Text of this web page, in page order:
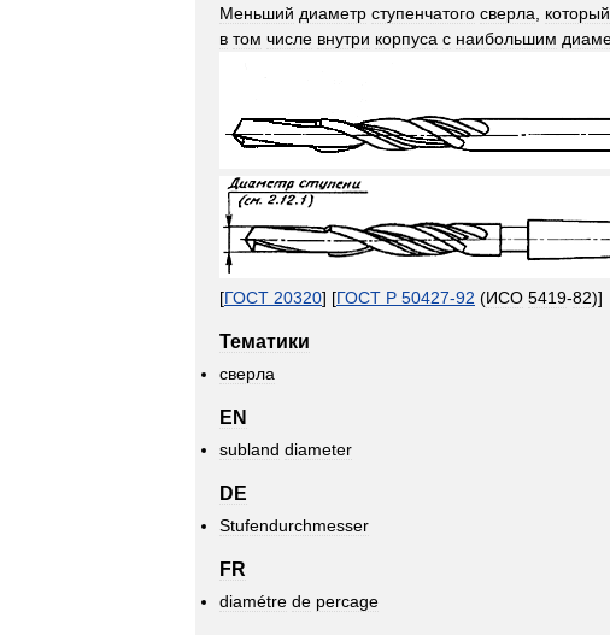
Меньший диаметр ступенчатого сверла который
в том числе внутри корпуса с наибольшим
[ГОСТ 20320] [ГОСТ Р 50427-92 (ИСО 5419-82)]
Тематики
сверла
EN
subland diameter
DE
Stufendurchmesser
FR
diamétre de percage